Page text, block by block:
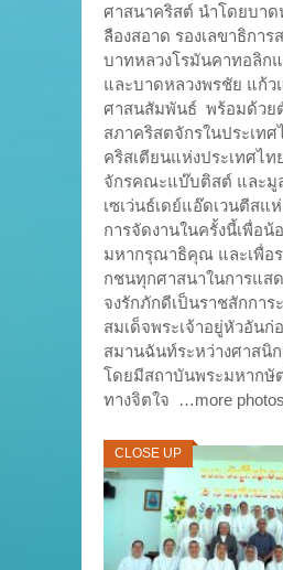
ศาสนาคริสต์ นำโดยบาด
ลืองสอาด รองเลขาธิการ
บาทหลวงโรมันคาทอลิก
และบาดหลวงพรชัย แก้ว
ศาสนสัมพันธ์ พร้อมด้วย
สภาคริสตจักรในประเท
คริสเตียนแห่งประเทศไ
จักรคณะแบ๊บติสต์ และมู
เซเว่นธ์เดย์แอ๊ดเวนตีสแ
การจัดงานในครั้งนี้เพื่อน้
มหากรุณาธิคุณ และเพื่อ
กชนทุกศาสนาในการแส
จงรักภักดีเป็นราชสักการ
สมเด็จพระเจ้าอยู่หัวอันก่
สมานฉันท์ระหว่างศาสนิ
โดยมีสถาบันพระมหากษั
ทางจิตใจ …more
CLOSE UP